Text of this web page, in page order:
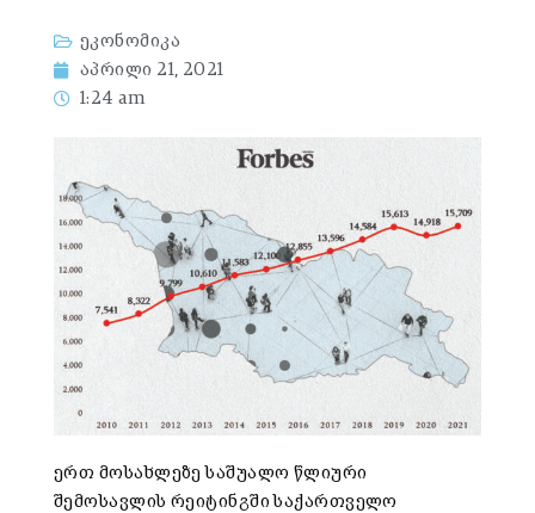
ეკონომიკა
აპრილი 21, 2021
1:24 am
ერთ მოსახლეზე საშუალო წლიური
შემოსავლის რეიტინგში საქართველო